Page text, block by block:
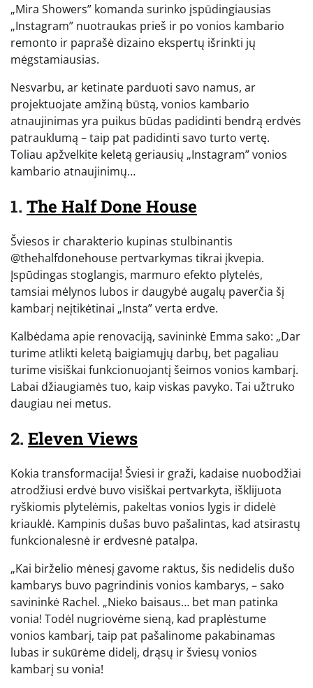
„Mira Showers” komanda surinko įspūdingiausias
„Instagram” nuotraukas prieš ir po vonios kambario
remonto ir paprašė dizaino ekspertų išrinkti jų
mėgstamiausias.
Nesvarbu, ar ketinate parduoti savo namus, ar
projektuojate amžiną būstą, vonios kambario
atnaujinimas yra puikus būdas padidinti bendrą erdvės
patrauklumą – taip pat padidinti savo turto vertę.
Toliau apžvelkite keletą geriausių „Instagram” vonios
kambario atnaujinimų…
1. The Half Done House
Šviesos ir charakterio kupinas stulbinantis
@thehalfdonehouse pertvarkymas tikrai įkvepia.
Įspūdingas stoglangis, marmuro efekto plytelės,
tamsiai mėlynos lubos ir daugybė augalų paverčia šį
kambarį neįtikėtinai „Insta” verta erdve.
Kalbėdama apie renovaciją, savininkė Emma sako: „Dar
turime atlikti keletą baigiamųjų darbų, bet pagaliau
turime visiškai funkcionuojantį šeimos vonios kambarį.
Labai džiaugiamės tuo, kaip viskas pavyko. Tai užtruko
daugiau nei metus.
2. Eleven Views
Kokia transformacija! Šviesi ir graži, kadaise nuobodžiai
atrodžiusi erdvė buvo visiškai pertvarkyta, išklijuota
ryškiomis plytelėmis, pakeltas vonios lygis ir didelė
kriauklė. Kampinis dušas buvo pašalintas, kad atsirastų
funkcionalesnė ir erdvesnė patalpa.
„Kai birželio mėnesį gavome raktus, šis nedidelis dušo
kambarys buvo pagrindinis vonios kambarys, – sako
savininkė Rachel. „Nieko baisaus… bet man patinka
vonia! Todėl nugriovėme sieną, kad praplėstume
vonios kambarį, taip pat pašalinome pakabinamas
lubas ir sukūrėme didelį, drąsų ir šviesų vonios
kambarį su vonia!